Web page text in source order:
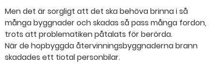
Men det är sorgligt att det ska behöva brinna i så
många byggnader och skadas så pass många fordon,
trots att problematiken påtalats för berörda.
När de hopbyggda återvinningsbyggnaderna brann
skadades ett tiotal personbilar.